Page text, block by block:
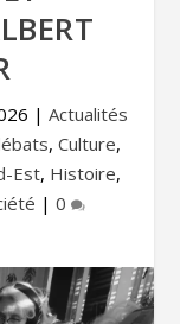
| Actualités
, Culture,
Est, Histoire,
| 0